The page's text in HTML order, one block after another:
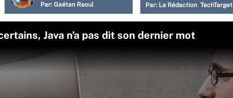
Par: Gaétan Raoul Par: La Rédaction TechTarget
Java n’a pas dit son dernier mot